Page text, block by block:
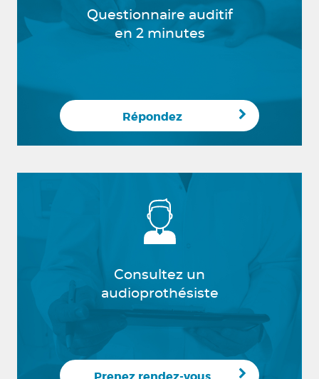
Questionnaire auditif
en 2 minutes
Répondez
Consultez un
audioprothésiste